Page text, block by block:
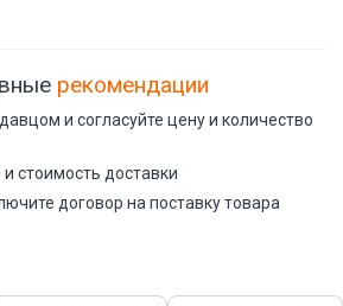
рекомендации
и согласуйте цену и количество
стоимость доставки
договор на поставку товара